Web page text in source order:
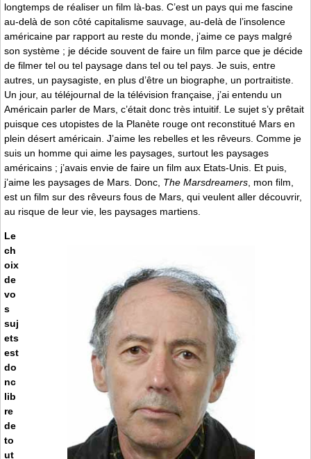
longtemps de réaliser un film là-bas. C’est un pays qui me fascine
au-delà de son côté capitalisme sauvage, au-delà de l’insolence
américaine par rapport au reste du monde, j’aime ce pays malgré
son système ; je décide souvent de faire un film parce que je décide
de filmer tel ou tel paysage dans tel ou tel pays. Je suis, entre
autres, un paysagiste, en plus d’être un biographe, un portraitiste.
Un jour, au téléjournal de la télévision française, j’ai entendu un
Américain parler de Mars, c’était donc très intuitif. Le sujet s’y prêtait
puisque ces utopistes de la Planète rouge ont reconstitué Mars en
plein désert américain. J’aime les rebelles et les rêveurs. Comme je
suis un homme qui aime les paysages, surtout les paysages
américains ; j’avais envie de faire un film aux Etats-Unis. Et puis,
j’aime les paysages de Mars. Donc, The Marsdreamers , mon film,
est un film sur des rêveurs fous de Mars, qui veulent aller découvrir,
au risque de leur vie, les paysages martiens.
Le
ch
oix
de
vo
s
suj
ets
est
do
nc
lib
re
de
to
ut